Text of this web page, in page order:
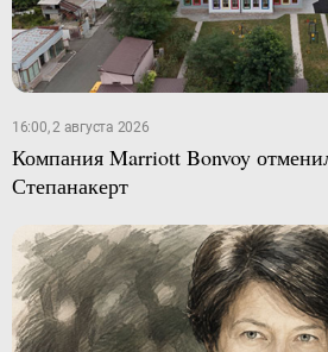
16:00, 2 августа 2026
Компания Marriott Bonvoy
Степанакерт